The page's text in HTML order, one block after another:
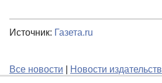
Источник: Газета.ru
Все новости Новости издательств